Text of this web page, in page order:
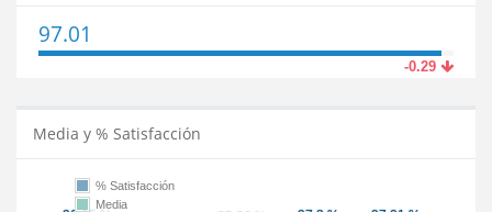
97.01
-0.29
Media y % Satisfacción
% Satisfacción
Media